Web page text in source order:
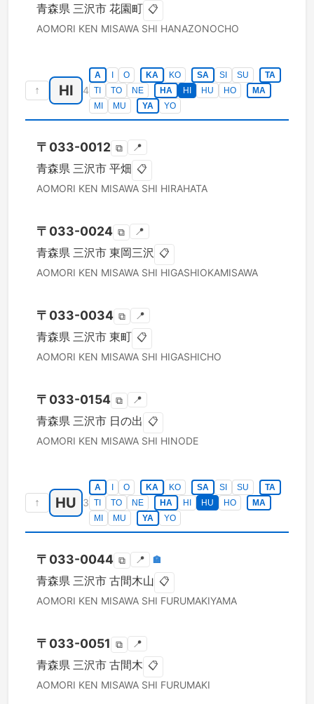
青森県 三沢市 花園町 📋
AOMORI KEN MISAWA SHI HANAZONOCHO
↑ HI 4
A O KA KO SA SI SU
TA
TI
TO NE HA HI HU HO
MA
MI
MU YA YO
〒 033-0012 ⧉ 📍
青森県 三沢市 平畑 📋
AOMORI KEN MISAWA SHI HIRAHATA
〒 033-0024 ⧉ 📍
青森県 三沢市 東岡三沢 📋
AOMORI KEN MISAWA SHI HIGASHIOKAMISAWA
〒 033-0034 ⧉ 📍
青森県 三沢市 東町 📋
AOMORI KEN MISAWA SHI HIGASHICHO
〒 033-0154 ⧉ 📍
青森県 三沢市 日の出 📋
AOMORI KEN MISAWA SHI HINODE
↑ HU 3
A O KA KO SA SI SU
TA
TI
TO NE HA HI HU HO
MA
MI
MU YA YO
〒 033-0044 ⧉ 📍 🏣
青森県 三沢市 古間木山 📋
AOMORI KEN MISAWA SHI FURUMAKIYAMA
〒 033-0051 ⧉ 📍
青森県 三沢市 古間木 📋
AOMORI KEN MISAWA SHI FURUMAKI